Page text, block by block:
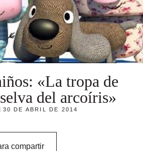
«La tropa de
del arcoíris»
30 DE ABRIL DE 2014
compartir